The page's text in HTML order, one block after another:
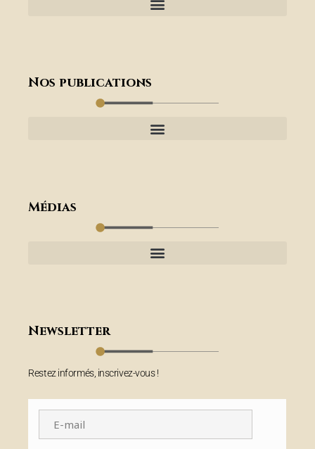
Nos publications
Médias
Newsletter
Restez informés, inscrivez-vous !